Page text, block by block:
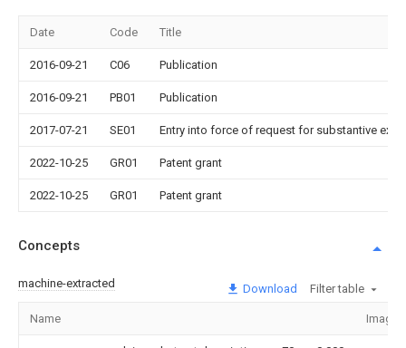
Date Code Title
2016-09-21 C06 Publication
2016-09-21 PB01 Publication
2017-07-21 SE01 Entry into force of request for substantive
2022-10-25 GR01 Patent grant
2022-10-25 GR01 Patent grant
Concepts
machine-extracted Download Filter table
Name Image